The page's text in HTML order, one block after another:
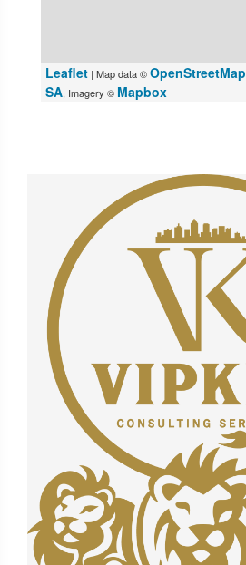
Leaflet | Map data ©OpenStreetMap
SA, Imagery © Mapbox